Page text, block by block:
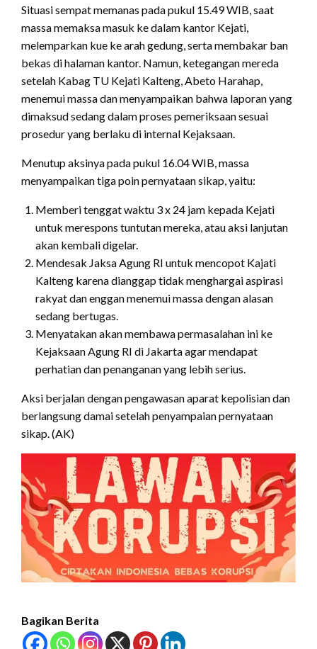
Situasi sempat memanas pada pukul 15.49 WIB, saat
massa memaksa masuk ke dalam kantor Kejati,
melemparkan kue ke arah gedung, serta membakar ban
bekas di halaman kantor. Namun, ketegangan mereda
setelah Kabag TU Kejati Kalteng, Abeto Harahap,
menemui massa dan menyampaikan bahwa laporan yang
dimaksud sedang dalam proses pemeriksaan sesuai
prosedur yang berlaku di internal Kejaksaan.
Menutup aksinya pada pukul 16.04 WIB, massa
menyampaikan tiga poin pernyataan sikap, yaitu:
Memberi tenggat waktu 3 x 24 jam kepada Kejati
untuk merespons tuntutan mereka, atau aksi lanjutan
akan kembali digelar.
Mendesak Jaksa Agung RI untuk mencopot Kajati
Kalteng karena dianggap tidak menghargai aspirasi
rakyat dan enggan menemui massa dengan alasan
sedang bertugas.
Menyatakan akan membawa permasalahan ini ke
Kejaksaan Agung RI di Jakarta agar mendapat
perhatian dan penanganan yang lebih serius.
Aksi berjalan dengan pengawasan aparat kepolisian dan
berlangsung damai setelah penyampaian pernyataan
sikap. (AK)
Bagikan Berita